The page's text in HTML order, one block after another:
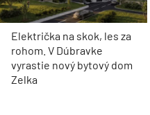
Električka na skok, les za
rohom. V Dúbravke
vyrastie nový bytový dom
Zelka